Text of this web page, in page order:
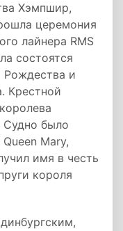
Хэмпшир,
церемония
лайнера RMS
состоятся
Рождества и
Крестной
Судно было
Mary,
имя в честь
короля